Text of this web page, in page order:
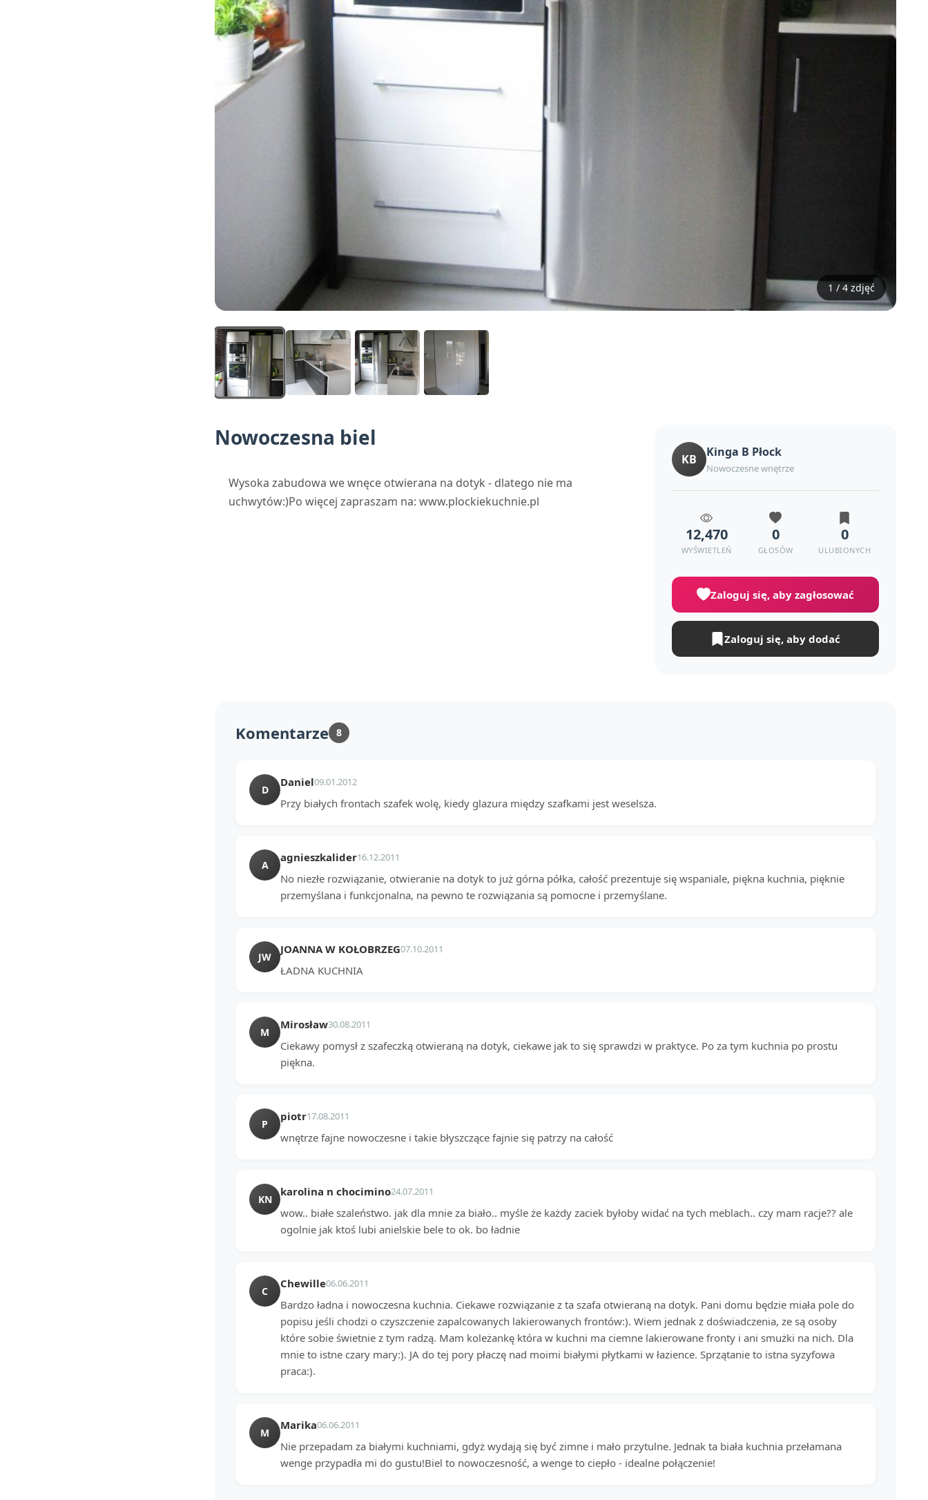
1 / 4 zdjęć
Nowoczesna biel
Wysoka zabudowa we wnęce otwierana na dotyk - dlatego nie ma
uchwytów:)Po więcej zapraszam na: www.plockiekuchnie.pl
KB Kinga B Płock
Nowoczesne wnętrze
12,470
WYŚWIETLEŃ
0
GŁOSÓW
0
ULUBIONYCH
Zaloguj się, aby zagłosować
Zaloguj się, aby dodać
Komentarze 8
D
Daniel09.01.2012
Przy białych frontach szafek wolę, kiedy glazura między szafkami jest weselsza.
A
agnieszkalider16.12.2011
No niezłe rozwiązanie, otwieranie na dotyk to już górna półka, całość prezentuje się wspaniale, piękna kuchnia, pięknie
przemyślana i funkcjonalna, na pewno te rozwiązania są pomocne i przemyślane.
JW
JOANNA W KOŁOBRZEG07.10.2011
ŁADNA KUCHNIA
M
Mirosław30.08.2011
Ciekawy pomysł z szafeczką otwieraną na dotyk, ciekawe jak to się sprawdzi w praktyce. Po za tym kuchnia po prostu
piękna.
P
piotr17.08.2011
wnętrze fajne nowoczesne i takie błyszczące fajnie się patrzy na całość
KN
karolina n chocimino24.07.2011
wow.. białe szaleństwo. jak dla mnie za biało.. myśle że każdy zaciek byłoby widać na tych meblach.. czy mam racje?? ale
ogolnie jak ktoś lubi anielskie bele to ok. bo ładnie
C
Chewille06.06.2011
Bardzo ładna i nowoczesna kuchnia. Ciekawe rozwiązanie z ta szafa otwieraną na dotyk. Pani domu będzie miała pole do
popisu jeśli chodzi o czyszczenie zapalcowanych lakierowanych frontów:). Wiem jednak z doświadczenia, ze są osoby
które sobie świetnie z tym radzą. Mam koleżankę która w kuchni ma ciemne lakierowane fronty i ani smużki na nich. Dla
mnie to istne czary mary:). JA do tej pory płaczę nad moimi białymi płytkami w łazience. Sprzątanie to istna syzyfowa
praca:).
M
Marika06.06.2011
Nie przepadam za białymi kuchniami, gdyż wydają się być zimne i mało przytulne. Jednak ta biała kuchnia przełamana
wenge przypadła mi do gustu!Biel to nowoczesność, a wenge to ciepło - idealne połączenie!